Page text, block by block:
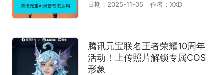
日期：2025-11-05 作者：XXD
腾讯元宝联名王者荣耀10周年
活动！上传照片解锁专属COS
形象